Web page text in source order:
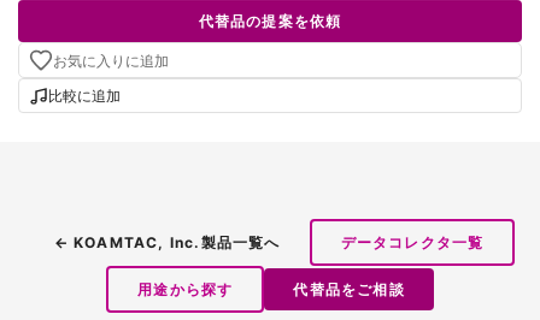
代替品の提案を依頼
お気に入りに追加
比較に追加
← KOAMTAC, Inc.製品一覧へ データコレクタ一覧
用途から探す 代替品をご相談